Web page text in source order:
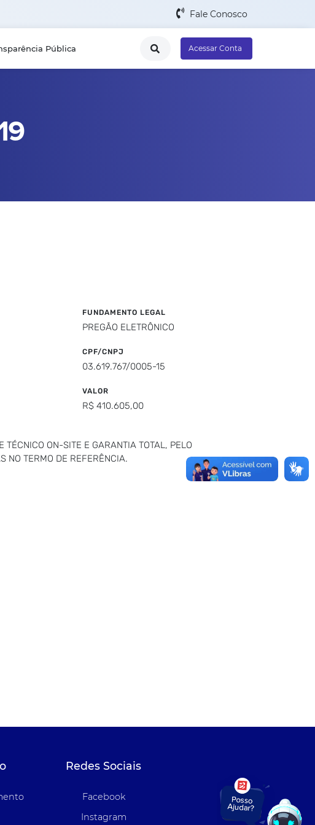
Fale Conosco
Pública Acessar Conta
FUNDAMENTO LEGAL
PREGÃO ELETRÔNICO
CPF/CNPJ
03.619.767/0005-15
VALOR
R$ 410.605,00
TÉCNICO ON-SITE E GARANTIA TOTAL, PELO
NO TERMO DE REFERÊNCIA.
Redes Sociais
Facebook
Instagram